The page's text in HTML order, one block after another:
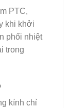
PTC,
khi khởi
phối nhiệt
trong
kính chỉ